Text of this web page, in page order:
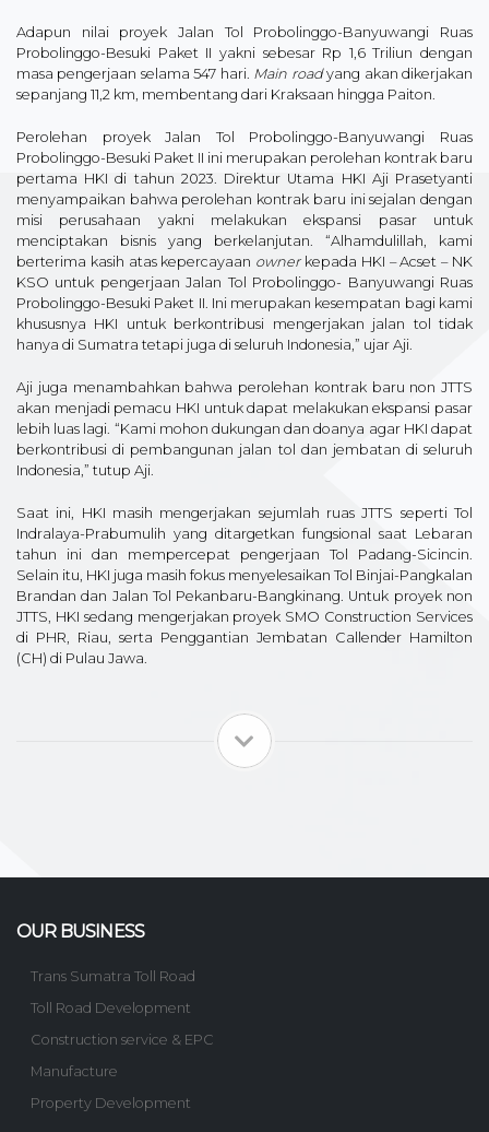
Adapun nilai proyek Jalan Tol Probolinggo-Banyuwangi Ruas
Probolinggo-Besuki Paket II yakni sebesar Rp 1,6 Triliun dengan
masa pengerjaan selama 547 hari. Main roadyang akan dikerjakan
sepanjang 11,2 km, membentang dari Kraksaan hingga Paiton.
Perolehan proyek Jalan Tol Probolinggo-Banyuwangi Ruas
Probolinggo-Besuki Paket II ini merupakan perolehan kontrak baru
pertama HKI di tahun 2023. Direktur Utama HKI Aji Prasetyanti
menyampaikan bahwa perolehan kontrak baru ini sejalan dengan
misi perusahaan yakni melakukan ekspansi pasar untuk
menciptakan bisnis yang berkelanjutan. “Alhamdulillah, kami
berterima kasih atas kepercayaan ownerkepada HKI – Acset – NK
KSO untuk pengerjaan Jalan Tol Probolinggo- Banyuwangi Ruas
Probolinggo-Besuki Paket II. Ini merupakan kesempatan bagi kami
khususnya HKI untuk berkontribusi mengerjakan jalan tol tidak
hanya di Sumatra tetapi juga di seluruh Indonesia,” ujar Aji.
Aji juga menambahkan bahwa perolehan kontrak baru non JTTS
akan menjadi pemacu HKI untuk dapat melakukan ekspansi pasar
lebih luas lagi. “Kami mohon dukungan dan doanya agar HKI dapat
berkontribusi di pembangunan jalan tol dan jembatan di seluruh
Indonesia,” tutup Aji.
Saat ini, HKI masih mengerjakan sejumlah ruas JTTS seperti Tol
Indralaya-Prabumulih yang ditargetkan fungsional saat Lebaran
tahun ini dan mempercepat pengerjaan Tol Padang-Sicincin.
Selain itu, HKI juga masih fokus menyelesaikan Tol Binjai-Pangkalan
Brandan dan Jalan Tol Pekanbaru-Bangkinang. Untuk proyek non
JTTS, HKI sedang mengerjakan proyek SMO Construction Services
di PHR, Riau, serta Penggantian Jembatan Callender Hamilton
(CH) di Pulau Jawa.
OUR BUSINESS
Trans Sumatra Toll Road
Toll Road Development
Construction service & EPC
Manufacture
Property Development